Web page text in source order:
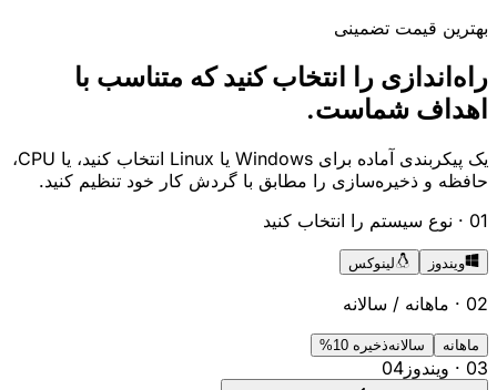
بهترین قیمت تضمینی
راه‌اندازی را انتخاب کنیدکه متناسب با
اهداف شماست.
یک پیکربندی آماده برای Windows یا Linux انتخاب کنید، یا CPU،
حافظه و ذخیره‌سازی را مطابق با گردش کار خود تنظیم کنید.
01 ·
نوع سیستم را انتخاب کنید
ویندوز لینوکس
02 · ماهانه / سالانه
ماهانه سالانهذخیره 10%
03 · ویندوز 04